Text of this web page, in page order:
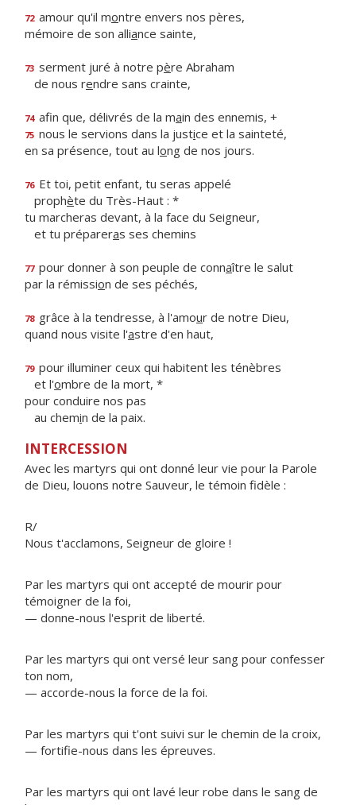
72 amour qu'il montre envers nos pères,
mémoire de son alliance sainte,
73 serment juré à notre père Abraham
de nous rendre sans crainte,
74 afin que, délivrés de la main des ennemis, +
75 nous le servions dans la justice et la sainteté,
en sa présence, tout au long de nos jours.
76 Et toi, petit enfant, tu seras appelé
prophète du Très-Haut : *
tu marcheras devant, à la face du Seigneur,
et tu prépareras ses chemins
77 pour donner à son peuple de connaître le salut
par la rémission de ses péchés,
78 grâce à la tendresse, à l'amour de notre Dieu,
quand nous visite l'astre d'en haut,
79 pour illuminer ceux qui habitent les ténèbres
et l'ombre de la mort, *
pour conduire nos pas
au chemin de la paix.
INTERCESSION
Avec les martyrs qui ont donné leur vie pour la Parole
de Dieu, louons notre Sauveur, le témoin fidèle :
R/
Nous t'acclamons, Seigneur de gloire !
Par les martyrs qui ont accepté de mourir pour
témoigner de la foi,
— donne-nous l'esprit de liberté.
Par les martyrs qui ont versé leur sang pour confesser
ton nom,
— accorde-nous la force de la foi.
Par les martyrs qui t'ont suivi sur le chemin de la croix,
— fortifie-nous dans les épreuves.
Par les martyrs qui ont lavé leur robe dans le sang de